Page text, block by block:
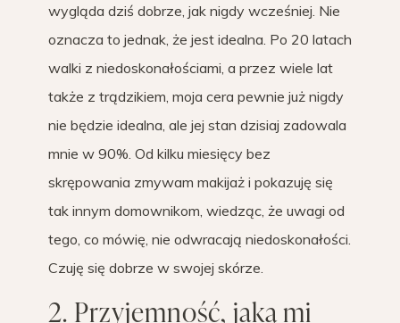
wygląda dziś dobrze, jak nigdy wcześniej. Nie
oznacza to jednak, że jest idealna. Po 20 latach
walki z niedoskonałościami, a przez wiele lat
także z trądzikiem, moja cera pewnie już nigdy
nie będzie idealna, ale jej stan dzisiaj zadowala
mnie w 90%. Od kilku miesięcy bez
skrępowania zmywam makijaż i pokazuję się
tak innym domownikom, wiedząc, że uwagi od
tego, co mówię, nie odwracają niedoskonałości.
Czuję się dobrze w swojej skórze.
2. Przyjemność, jaką mi